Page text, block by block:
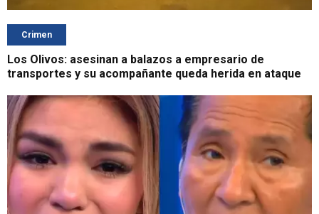
Crimen
Los Olivos: asesinan a balazos a empresario de
transportes y su acompañante queda herida en ataque